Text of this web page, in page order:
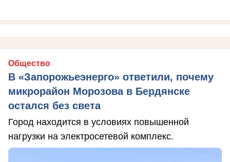
Общество
В «Запорожьеэнерго» ответили, почему
микрорайон Морозова в Бердянске
остался без света
Город находится в условиях повышенной
нагрузки на электросетевой комплекс.